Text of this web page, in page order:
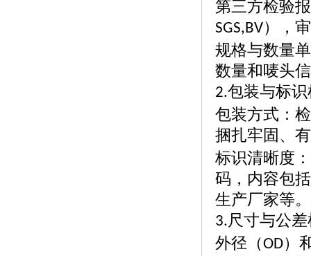
第三方检验
SGS,BV），
规格与数量
数量和唛头
2.包装与标
包装方式：
捆扎牢固、
标识清晰度
码，内容包
生产厂家等。
3.尺寸与公
外径（OD）